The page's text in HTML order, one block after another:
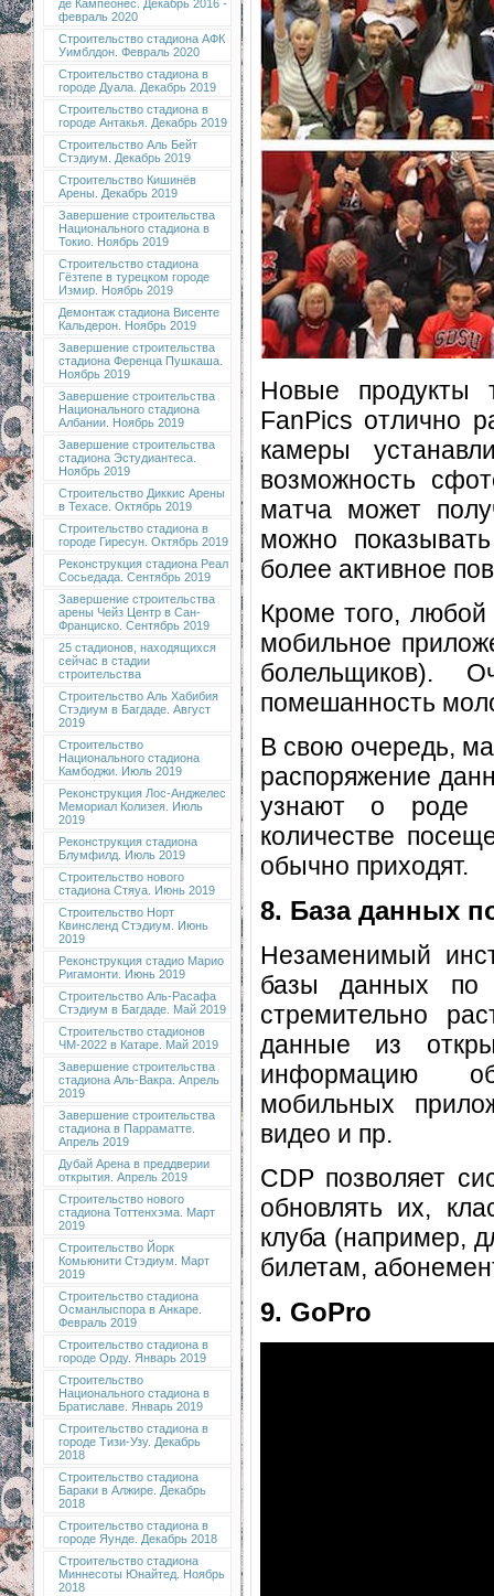
де Кампеонес. Декабрь 2016 -
февраль 2020
Строительство стадиона АФК
Уимблдон. Февраль 2020
Строительство стадиона в
городе Дуала. Декабрь 2019
Строительство стадиона в
городе Антакья. Декабрь 2019
Строительство Аль Бейт
Стэдиум. Декабрь 2019
Строительство Кишинёв
Арены. Декабрь 2019
Завершение строительства
Национального стадиона в
Токио. Ноябрь 2019
Строительство стадиона
Гёзтепе в турецком городе
Измир. Ноябрь 2019
Демонтаж стадиона Висенте
Кальдерон. Ноябрь 2019
Завершение строительства
стадиона Ференца Пушкаша.
Ноябрь 2019
Завершение строительства
Национального стадиона
Албании. Ноябрь 2019
Завершение строительства
стадиона Эстудиантеса.
Ноябрь 2019
Строительство Диккис Арены
в Техасе. Октябрь 2019
Строительство стадиона в
городе Гиресун. Октябрь 2019
Реконструкция стадиона Реал
Сосьедада. Сентябрь 2019
Завершение строительства
арены Чейз Центр в Сан-
Франциско. Сентябрь 2019
25 стадионов, находящихся
сейчас в стадии
строительства
Строительство Аль Хабибия
Стэдиум в Багдаде. Август
2019
Строительство
Национального стадиона
Камбоджи. Июль 2019
Реконструкция Лос-Анджелес
Мемориал Колизея. Июль
2019
Реконструкция стадиона
Блумфилд. Июль 2019
Строительство нового
стадиона Стяуа. Июнь 2019
Строительство Норт
Квинсленд Стэдиум. Июнь
2019
Реконструкция стадио Марио
Ригамонти. Июнь 2019
Строительство Аль-Расафа
Стэдиум в Багдаде. Май 2019
Строительство стадионов
ЧМ-2022 в Катаре. Май 2019
Завершение строительства
стадиона Аль-Вакра. Апрель
2019
Завершение строительства
стадиона в Парраматте.
Апрель 2019
Дубай Арена в преддверии
открытия. Апрель 2019
Строительство нового
стадиона Тоттенхэма. Март
2019
Строительство Йорк
Комьюнити Стэдиум. Март
2019
Строительство стадиона
Османлыспора в Анкаре.
Февраль 2019
Строительство стадиона в
городе Орду. Январь 2019
Строительство
Национального стадиона в
Братиславе. Январь 2019
Строительство стадиона в
городе Тизи-Узу. Декабрь
2018
Строительство стадиона
Бараки в Алжире. Декабрь
2018
Строительство стадиона в
городе Яунде. Декабрь 2018
Строительство стадиона
Миннесоты Юнайтед. Ноябрь
2018
Новые продукты
FanPics отлично
камеры
возможность
матча может
можно
более активное
Кроме того,
мобильное
болельщиков).
помешанность
В свою очередь,
распоряжение
узнают о роде
количестве
обычно приходят.
8. База данных
Незаменимый
базы данных по
стремительно
данные из
информацию об
мобильных
видео и пр.
CDP позволяет
обновлять их,
клуба (например,
билетам,
9. GoPro